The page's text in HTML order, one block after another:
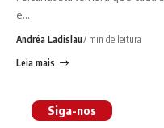
e…
Andréa Ladislau7 min de leitura
Leia mais
Siga-nos